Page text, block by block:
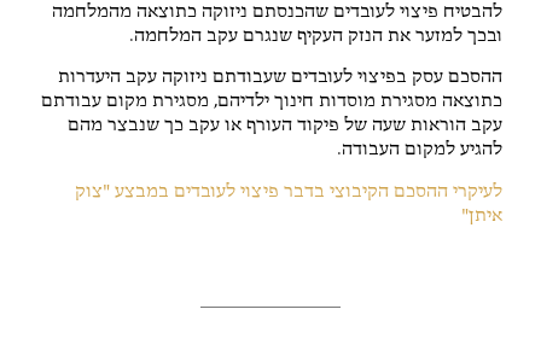
להבטיח פיצוי לעובדים שהכנסתם ניזוקה כתוצאה מהמלחמה
ובכך למזער את הנזק העקיף שנגרם עקב המלחמה.
ההסכם עסק בפיצוי לעובדים שעבודתם ניזוקה עקב היעדרות
כתוצאה מסגירת מוסדות חינוך ילדיהם, מסגירת מקום עבודתם
עקב הוראות שעה של פיקוד העורף או עקב כך שנבצר מהם
להגיע למקום העבודה.
לעיקרי ההסכם הקיבוצי בדבר פיצוי לעובדים במבצע "צוק
איתן"